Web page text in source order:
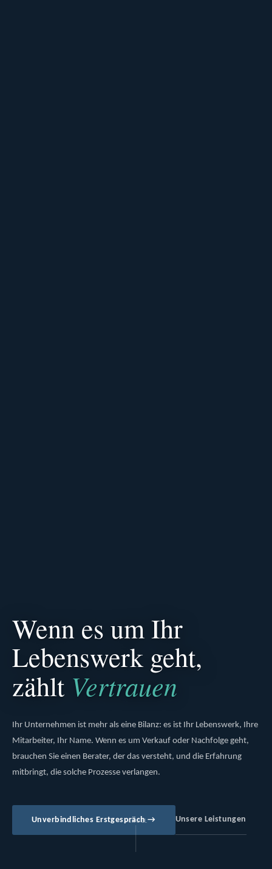
Wenn es um Ihr
Lebenswerk geht,
zählt Vertrauen
Ihr Unternehmen ist mehr als eine Bilanz: es ist Ihr Lebenswerk, Ihre
Mitarbeiter, Ihr Name. Wenn es um Verkauf oder Nachfolge geht,
brauchen Sie einen Berater, der das versteht, und die Erfahrung
mitbringt, die solche Prozesse verlangen.
Unverbindliches Erstgespräch → Unsere Leistungen
SCROLL